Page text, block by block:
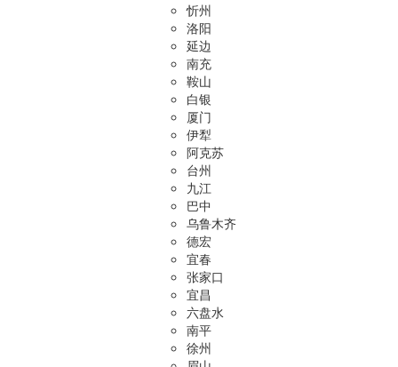
忻州
洛阳
延边
南充
鞍山
白银
厦门
伊犁
阿克苏
台州
九江
巴中
乌鲁木齐
德宏
宜春
张家口
宜昌
六盘水
南平
徐州